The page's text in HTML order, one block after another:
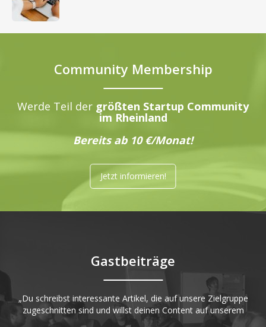
Community Membership
Werde Teil der größten Startup Community
im Rheinland
Bereits ab 10 €/Monat!
Jetzt informieren!
Gastbeiträge
„Du schreibst interessante Artikel, die auf unsere Zielgruppe
zugeschnitten sind und willst deinen Content auf unserem